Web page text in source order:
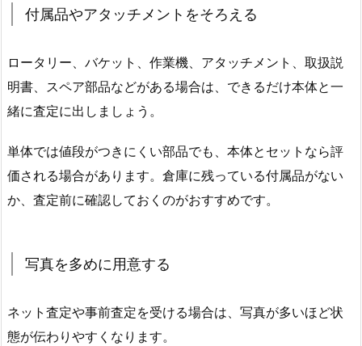
付属品やアタッチメントをそろえる
ロータリー、バケット、作業機、アタッチメント、取扱説
明書、スペア部品などがある場合は、できるだけ本体と一
緒に査定に出しましょう。
単体では値段がつきにくい部品でも、本体とセットなら評
価される場合があります。倉庫に残っている付属品がない
か、査定前に確認しておくのがおすすめです。
写真を多めに用意する
ネット査定や事前査定を受ける場合は、写真が多いほど状
態が伝わりやすくなります。